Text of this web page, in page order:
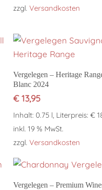
zzgl. Versandkosten
In den
Vergelegen – Heritage
Blanc 2024
€13,95
Inhalt: 0.75 l, Literpreis: €
inkl. 19 % MwSt.
zzgl. Versandkosten
In den
Vergelegen – Premium